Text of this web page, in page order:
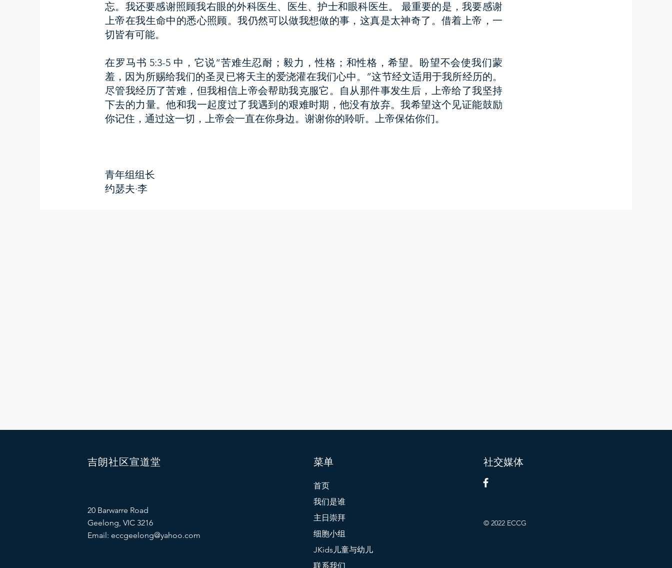
忘。我还要感谢照顾我右眼的外科医生、医生、护士和眼科医生。 最重要的是，我要感谢
上帝在我生命中的悉心照顾。我仍然可以做我想做的事，这真是太神奇了。借着上帝，一
切皆有可能。
在罗马书 5:3-5 中，它说“苦难生忍耐；毅力，性格；和性格，希望。盼望不会使我们蒙
羞，因为所赐给我们的圣灵已将天主的爱浇灌在我们心中。”这节经文适用于我所经历的。
尽管我经历了苦难，但我相信上帝会帮助我克服它。自从那件事发生后，上帝给了我坚持
下去的力量。他和我一起度过了我遇到的艰难时期，他没有放弃。我希望这个见证能鼓励
你记住，通过这一切，上帝会一直在你身边。谢谢你的聆听。上帝保佑你们。
青年组组长
约瑟夫·李
吉朗社区宣道堂
20 Barwarre Road
Geelong, VIC 3216
Email: eccgeelong@yahoo.com
菜单
首页
我们是谁
主日崇拜
细胞小组
JKids儿童与幼儿
联系我们
社交媒体
© 2022 ECCG